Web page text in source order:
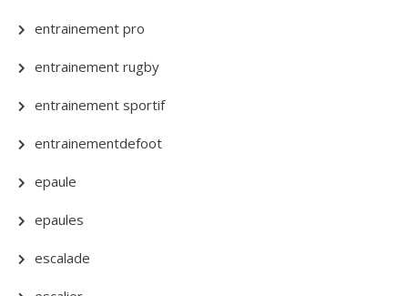
entrainement pro
entrainement rugby
entrainement sportif
entrainementdefoot
epaule
epaules
escalade